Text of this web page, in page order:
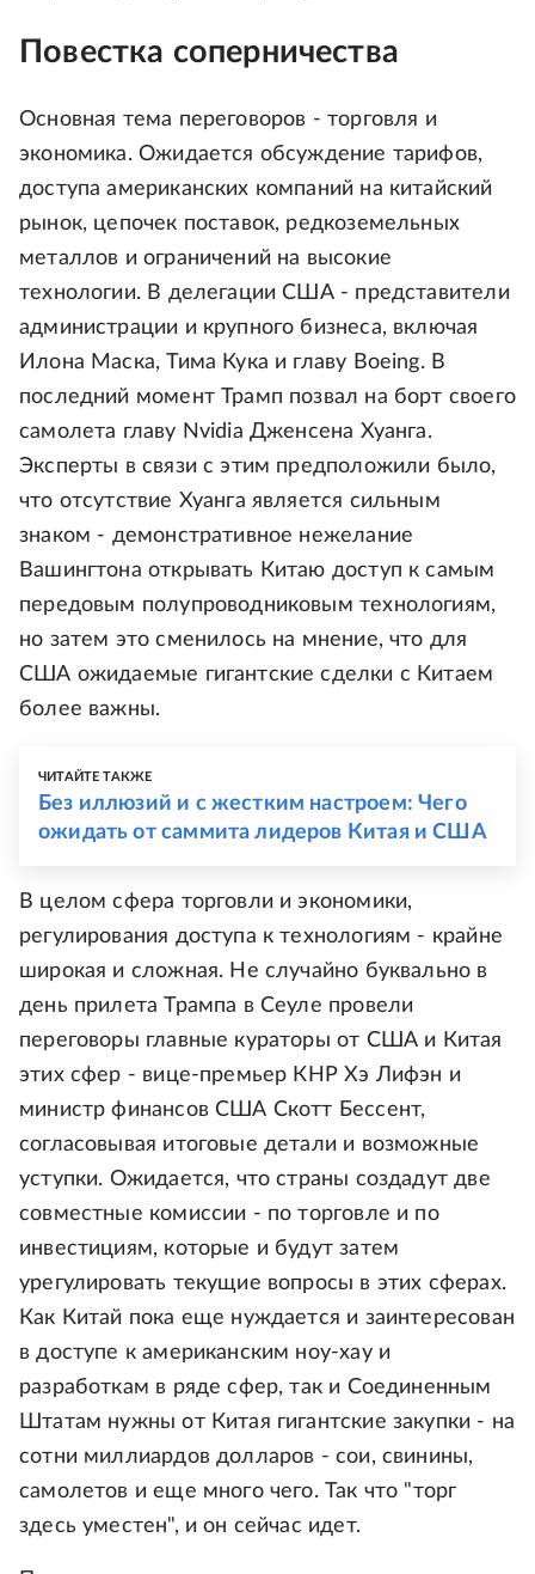
Повестка соперничества
Основная тема переговоров - торговля и
экономика. Ожидается обсуждение тарифов,
доступа американских компаний на китайский
рынок, цепочек поставок, редкоземельных
металлов и ограничений на высокие
технологии. В делегации США - представители
администрации и крупного бизнеса, включая
Илона Маска, Тима Кука и главу Boeing. В
последний момент Трамп позвал на борт своего
самолета главу Nvidia Дженсена Хуанга.
Эксперты в связи с этим предположили было,
что отсутствие Хуанга является сильным
знаком - демонстративное нежелание
Вашингтона открывать Китаю доступ к самым
передовым полупроводниковым технологиям,
но затем это сменилось на мнение, что для
США ожидаемые гигантские сделки с Китаем
более важны.
ЧИТАЙТЕ ТАКЖЕ
Без иллюзий и с жестким настроем: Чего
ожидать от саммита лидеров Китая и США
В целом сфера торговли и экономики,
регулирования доступа к технологиям - крайне
широкая и сложная. Не случайно буквально в
день прилета Трампа в Сеуле провели
переговоры главные кураторы от США и Китая
этих сфер - вице-премьер КНР Хэ Лифэн и
министр финансов США Скотт Бессент,
согласовывая итоговые детали и возможные
уступки. Ожидается, что страны создадут две
совместные комиссии - по торговле и по
инвестициям, которые и будут затем
урегулировать текущие вопросы в этих сферах.
Как Китай пока еще нуждается и заинтересован
в доступе к американским ноу-хау и
разработкам в ряде сфер, так и Соединенным
Штатам нужны от Китая гигантские закупки - на
сотни миллиардов долларов - сои, свинины,
самолетов и еще много чего. Так что "торг
здесь уместен", и он сейчас идет.